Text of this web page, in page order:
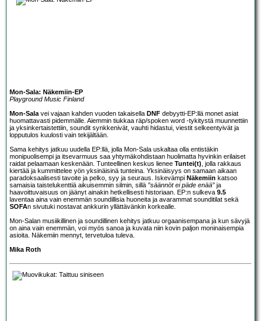
Mon-Sala: Näkemiin-EP
Playground Music Finland
Mon-Sala vei vajaan kahden vuoden takaisella DNF debyytti-EP:llä monet asiat
huomattavasti pidemmälle. Aiemmin tiukkaa räp/spoken word -tykitystä muunnettiin
ja yksinkertaistettiin, soundit synkkenivät, vauhti hidastui, viestit selkeentyivät ja
lopputulos kuulosti vain tekijältään.
Sama kehitys jatkuu uudella EP:llä, jolla Mon-Sala uskaltaa olla entistäkin
monipuolisempi ja itsevarmuus saa yhtymäkohdistaan huolimatta hyvinkin erilaiset
raidat pelaamaan keskenään. Tunteellinen keskus lienee Tuntei(t) , jolla rakkaus
kiertää ja kummittelee yön yksinäisinä tunteina. Yksinäisyys on samaan aikaan
paradoksaalisesti tavoite ja pelko, syy ja seuraus. Iskevämpi Näkemiin katsoo
samaisia taistelukenttiä aikuisemmin silmin, sillä ”säännöt ei päde enää” ja
haavoittuvaisuus on jäänyt ainakin hetkellisesti historiaan. EP:n sulkeva 9.5
laventaa aina vain enemmän soundillisia huoneita ja avarammat sounditilat sekä
SOFAn sivutuki nostavat ankkurin yllättävänkin korkealle.
Mon-Salan musiikillinen ja soundillinen kehitys jatkuu orgaanisempana ja kun sävyjä
on aina vain enemmän, voi myös sanoa ja kuvata niin kovin paljon moninaisempia
asioita. Näkemiin mennyt, tervetuloa tuleva.
Mika Roth